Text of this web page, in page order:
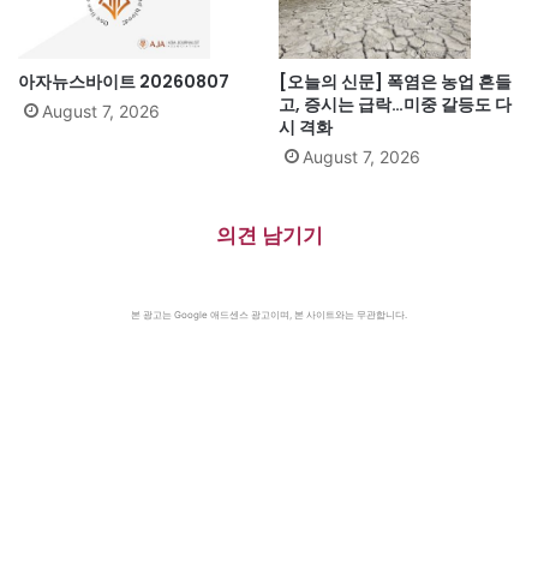
아자뉴스바이트 20260807
August 7, 2026
[오늘의 신문] 폭염은 농업 흔들
고, 증시는 급락…미중 갈등도 다
시 격화
August 7, 2026
의견 남기기
본 광고는 Google 애드센스 광고이며, 본 사이트와는 무관합니다.